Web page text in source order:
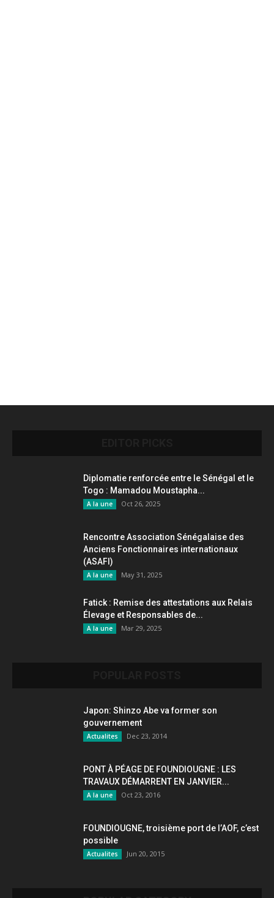
Diplomatie renforcée entre le Sénégal et le
Togo : Mamadou Moustapha...
A la une Oct 26, 2025
Rencontre Association Sénégalaise des
Anciens Fonctionnaires internationaux
(ASAFI)
A la une May 31, 2025
Fatick : Remise des attestations aux Relais
Élevage et Responsables de...
A la une Mar 29, 2025
Japon: Shinzo Abe va former son
gouvernement
Actualites Dec 23, 2014
PONT À PÉAGE DE FOUNDIOUGNE : LES
TRAVAUX DÉMARRENT EN JANVIER...
A la une Oct 23, 2016
FOUNDIOUGNE, troisième port de l’AOF, c’est
possible
Actualites Jun 20, 2015